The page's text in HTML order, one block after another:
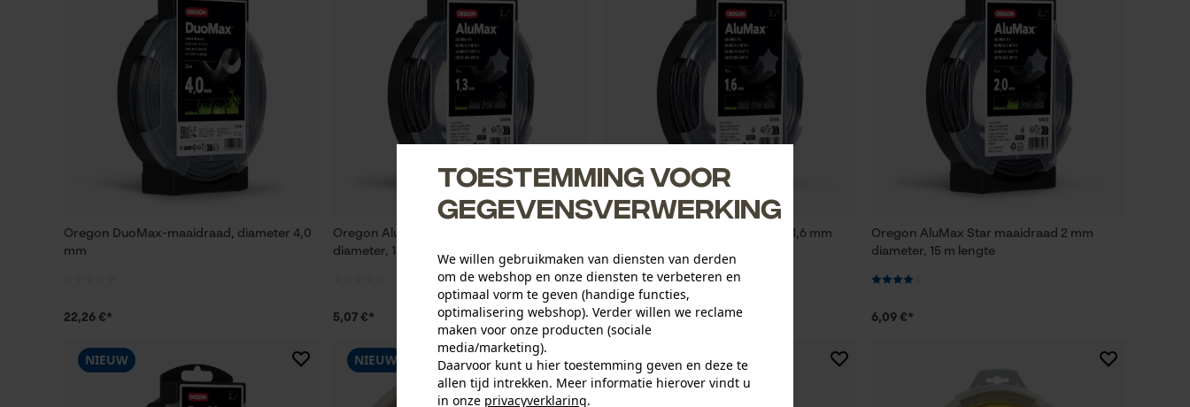
Oregon DuoMax-maaidraad, diameter 4,0
mm
22,26 €*
Oregon AluMax Star maaidraad 1,3 mm
diameter, 15 m lengte
5,07 €*
Oregon AluMax Star maaidraad 1,6 mm
diameter, 15 m lengte
5,37 €*
Oregon AluMax Star maaidraad 2 mm
diameter, 15 m lengte
6,09 €*
NIEUW NIEUW
Toestemming voor
gegevensverwerking
We willen gebruikmaken van diensten van derden
om de webshop en onze diensten te verbeteren en
optimaal vorm te geven (handige functies,
optimalisering webshop). Verder willen we reclame
maken voor onze producten (sociale
media/marketing).
Daarvoor kunt u hier toestemming geven en deze te
allen tijd intrekken. Meer informatie hierover vindt u
in onze privacyverklaring.